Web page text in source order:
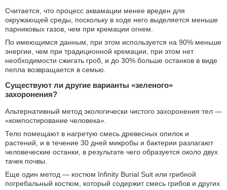
Считается, что процесс аквамации менее вреден для
окружающей среды, поскольку в ходе него выделяется меньше
парниковых газов, чем при кремации огнем.
По имеющимся данным, при этом используется на 90% меньше
энергии, чем при традиционной кремации, при этом нет
необходимости сжигать гроб, и до 30% больше останков в виде
пепла возвращается в семью.
Существуют ли другие варианты «зеленого»
захоронения?
Альтернативный метод экологически чистого захоронения тел —
«компостирование человека».
Тело помещают в нагретую смесь древесных опилок и
растений, и в течение 30 дней микробы и бактерии разлагают
человеческие останки, в результате чего образуется около двух
тачек почвы.
Еще один метод — костюм Infinity Burial Suit или грибной
погребальный костюм, который содержит смесь грибов и других